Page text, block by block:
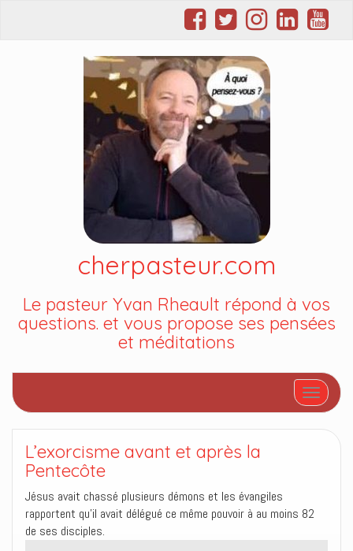
cherpasteur.com
Le pasteur Yvan Rheault répond à vos
questions. et vous propose ses pensées
et méditations
Afficher/
L’exorcisme avant et après la
Pentecôte
Jésus avait chassé plusieurs démons et les évangiles
rapportent qu’il avait délégué ce même pouvoir à au moins 82
de ses disciples.